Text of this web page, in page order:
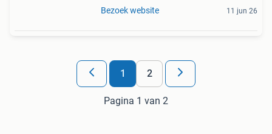
Bezoek website 11 jun 26
1 2
Pagina 1 van 2